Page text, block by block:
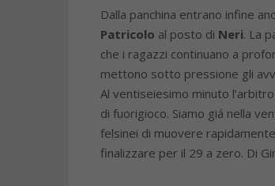
Dalla panchina entrano infine
Patricolo al posto di Neri. La
che i ragazzi continuano a
mettono sotto pressione gli
Al ventiseiesimo minuto
di fuorigioco. Siamo giá nella
felsinei di muovere
finalizzare per il 29 a zero. Di